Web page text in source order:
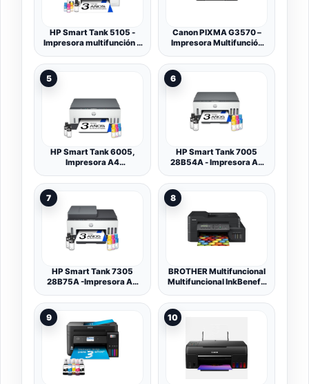
HP Smart Tank 5105 -
Impresora multifunción 3
móvil) - 3 años de Tinta
incluida, depósito de Tinta
Grande, Gran Alcance,
Canon PIXMA G3570 –
Impresora Multifunción
Escáner | Uso Doméstico |
Conectividad Inalámbrica
Impresoras Canon
5
HP Smart Tank 6005,
Impresora A4
Inyección de Tinta, Wi-Fi
Impresión automática a
Doble Cara, Escáner,
Copiadora, Smart App,
Tinta incluida hasta 3
años
6
HP Smart Tank 7005
28B54A - Impresora A4
de Tinta Recargable,
Escaner, Copiadora, Wi-
Fi, Smart App, Blanca y
Gris Oscuro
7
HP Smart Tank 7305
28B75A -Impresora A4
de Tinta Recargable,
Escaner, Copiadora, Wi-
Fi, Smart App, Blanca y
Gris Oscuro
8
BROTHER Multifuncional
Multifuncional InkBenefit
9 10